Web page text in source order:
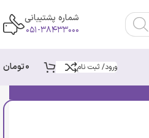
شماره پشتیبانی
۰۵۱-۳۸۴۳۳۰۰۰
ورود/ ثبت نام 0تومان